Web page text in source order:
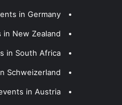
in Germany
New Zealand
in South Africa
Schweizerland
in Austria